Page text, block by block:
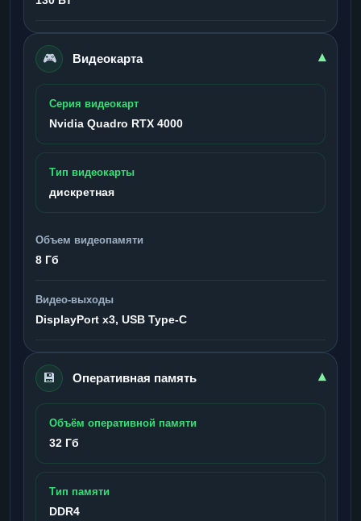
🎮 Видеокарта ▾
Серия видеокарт
Nvidia Quadro RTX 4000
Тип видеокарты
дискретная
Объем видеопамяти
8 Гб
Видео-выходы
DisplayPort x3, USB Type-C
💾 Оперативная память ▾
Объём оперативной памяти
32 Гб
Тип памяти
DDR4